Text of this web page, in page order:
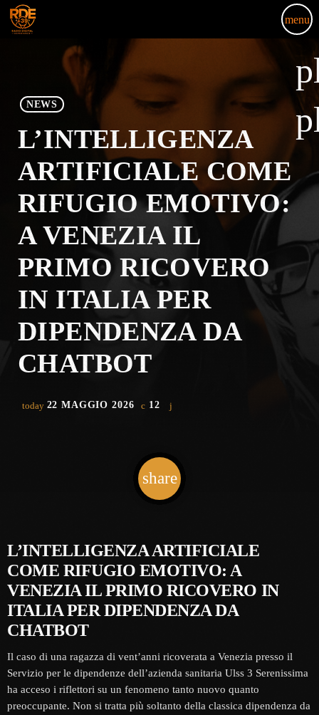
menu
NEWS
L’INTELLIGENZA
ARTIFICIALE COME
RIFUGIO EMOTIVO:
A VENEZIA IL
PRIMO RICOVERO
IN ITALIA PER
DIPENDENZA DA
CHATBOT
today 22 MAGGIO 2026 12
share
email
L’INTELLIGENZA ARTIFICIALE
COME RIFUGIO EMOTIVO: A
VENEZIA IL PRIMO RICOVERO IN
ITALIA PER DIPENDENZA DA
CHATBOT
Il caso di una ragazza di vent’anni ricoverata a Venezia presso il
Servizio per le dipendenze dell’azienda sanitaria Ulss 3 Serenissima
ha acceso i riflettori su un fenomeno tanto nuovo quanto
preoccupante. Non si tratta più soltanto della classica dipendenza da